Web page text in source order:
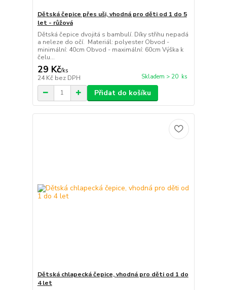
Dětská čepice přes uši, vhodná pro děti od 1 do 5
let - růžová
Dětská čepice dvojitá s bambulí. Díky střihu nepadá
a neleze do očí. Materiál: polyester Obvod -
minimální: 40cm Obvod - maximální: 60cm Výška k
čelu...
29 Kč/ks
24 Kč bez DPH Skladem > 20 ks
Přidat do košíku
Dětská chlapecká čepice, vhodná pro děti od 1 do
4 let